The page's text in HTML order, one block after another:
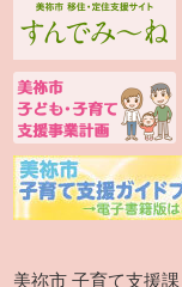
美祢市 子育て支援